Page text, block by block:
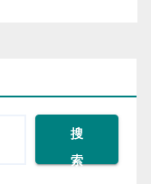
搜
索